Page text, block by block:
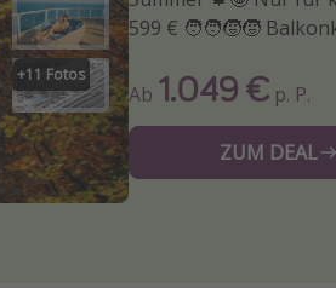
+11 Fotos
599 € 🧑‍🧑‍🧒‍🧒
Ab 1.049 € p. P.
ZUM DEAL